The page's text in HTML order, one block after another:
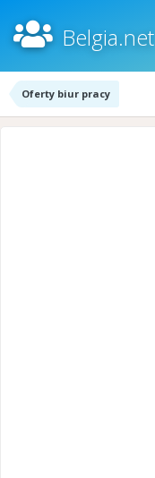
Belgia.net
Oferty biur pracy